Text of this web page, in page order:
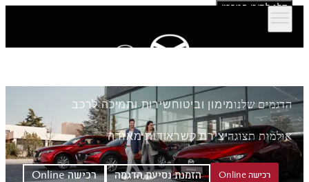
דלג לתוכן המרכזי
הדגמים שלנומימון וביטוחשירות ותמיכה לרכב
אולמות תצוגהיצירת קשראודות מאזדה
רכישה Online הזמנת נסיעת הדגמה רכישה Online